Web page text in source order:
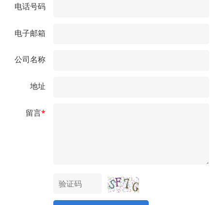
电话号码
电子邮箱
公司名称
地址
留言*